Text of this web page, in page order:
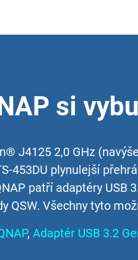
si
J4125 2,0 GHz
453DU plynulejší
patří adaptéry USB
QSW. Všechny tyto
, Adaptér USB 3.2